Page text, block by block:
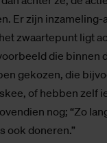
Er zijn inzameling-
zwaartepunt ligt
die binnen
gekozen, die
of hebben zelf
nog; “Zo
ook doneren.”